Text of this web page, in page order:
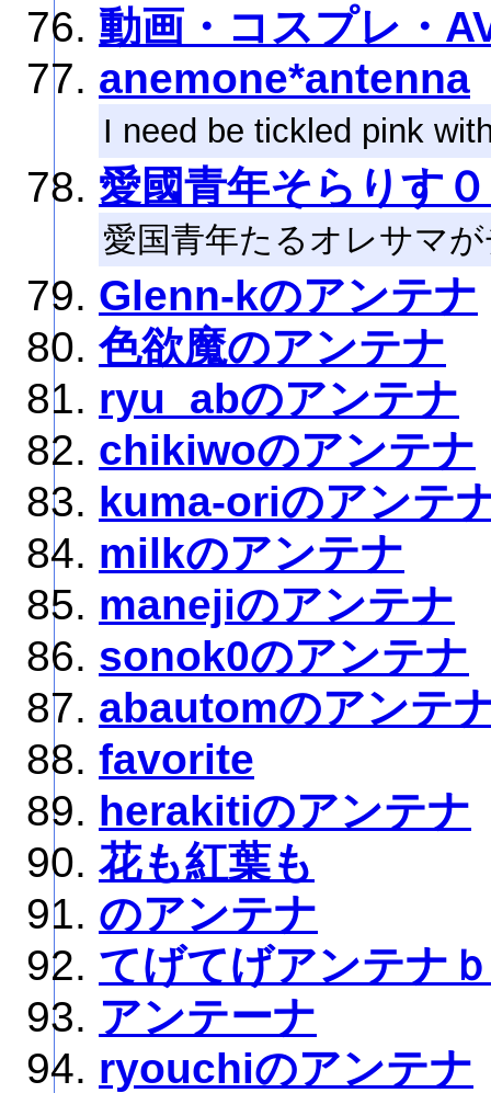
動画・コスプレ・
anemone*antenna
I need be tickled pink
愛國青年そらりす
愛国青年たるオレサマ
Glenn-kのアンテナ
色欲魔のアンテナ
ryu_abのアンテナ
chikiwoのアンテナ
kuma-oriのアンテ
milkのアンテナ
manejiのアンテナ
sonok0のアンテナ
abautomのアンテ
favorite
herakitiのアンテナ
花も紅葉も
のアンテナ
てげてげアンテナ
アンテーナ
ryouchiのアンテナ